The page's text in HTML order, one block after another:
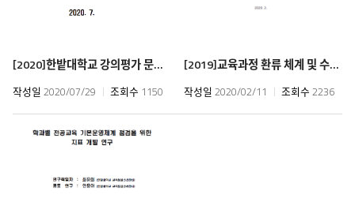
[2020]한밭대학교 강의평가 문항 양호도 분석 연구
작성일 2020/07/29 조회수 1150
[2019]교육과정 환류 체계 및 수업 질 관리 시스템 개선 방안 연구
작성일 2020/02/11 조회수 2236